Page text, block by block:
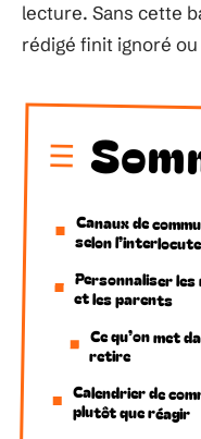
lecture. Sans cette
rédigé finit ignoré
Canaux de
selon
Personnaliser
et les parents
Ce qu’on met
retire
Calendrier de
plutôt que réagir